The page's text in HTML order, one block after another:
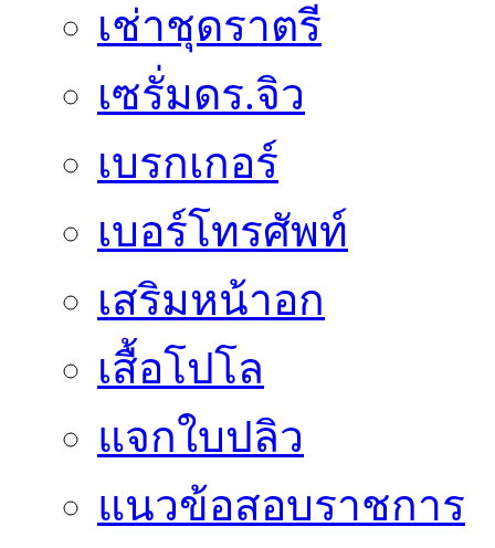
เช่าชุดราตรี
เซรั่มดร.จิว
เบรกเกอร์
เบอร์โทรศัพท์
เสริมหน้าอก
เสื้อโปโล
แจกใบปลิว
แนวข้อสอบราชการ